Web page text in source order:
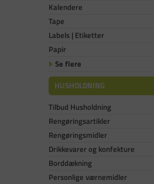
Kalendere
Tape
Labels | Etiketter
Papir
Se flere
HUSHOLDNING
Tilbud Husholdning
Rengøringsartikler
Rengøringsmidler
Drikkevarer og konfekture
Borddækning
Personlige værnemidler